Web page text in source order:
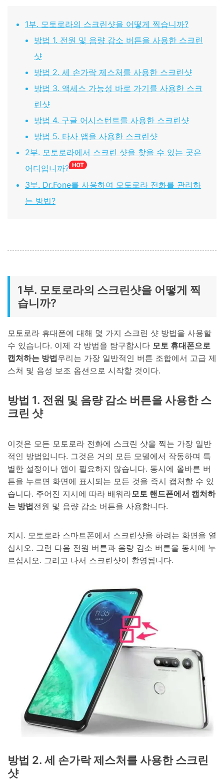
1부. 모토로라의 스크린샷을 어떻게 찍습니까?
방법 1. 전원 및 음량 감소 버튼을 사용한 스크린
샷
방법 2. 세 손가락 제스처를 사용한 스크린샷
방법 3. 액세스 가능성 바로 가기를 사용한 스크
린샷
방법 4. 구글 어시스턴트를 사용한 스크린샷
방법 5. 타사 앱을 사용한 스크린샷
2부. 모토로라에서 스크린 샷을 찾을 수 있는 곳은
어디입니까?
3부. Dr.Fone를 사용하여 모토로라 전화를 관리하
는 방법?
1부. 모토로라의 스크린샷을 어떻게 찍
습니까?
모토로라 휴대폰에 대해 몇 가지 스크린 샷 방법을 사용할
수 있습니다. 이제 각 방법을 탐구합시다 모토 휴대폰으로
캡처하는 방법우리는 가장 일반적인 버튼 조합에서 고급 제
스처 및 음성 보조 옵션으로 시작할 것이다.
방법 1. 전원 및 음량 감소 버튼을 사용한 스
크린 샷
이것은 모든 모토로라 전화에 스크린 샷을 찍는 가장 일반
적인 방법입니다. 그것은 거의 모든 모델에서 작동하며 특
별한 설정이나 앱이 필요하지 않습니다. 동시에 올바른 버
튼을 누르면 화면에 표시되는 모든 것을 즉시 캡처할 수 있
습니다. 주어진 지시에 따라 배워라모토 핸드폰에서 캡처하
는 방법전원 및 음량 감소 버튼을 사용합니다.
지시. 모토로라 스마트폰에서 스크린샷을 하려는 화면을 열
십시오. 그런 다음 전원 버튼과 음량 감소 버튼을 동시에 누
르십시오. 그리고 나서 스크린샷이 촬영됩니다.
방법 2. 세 손가락 제스처를 사용한 스크린
샷